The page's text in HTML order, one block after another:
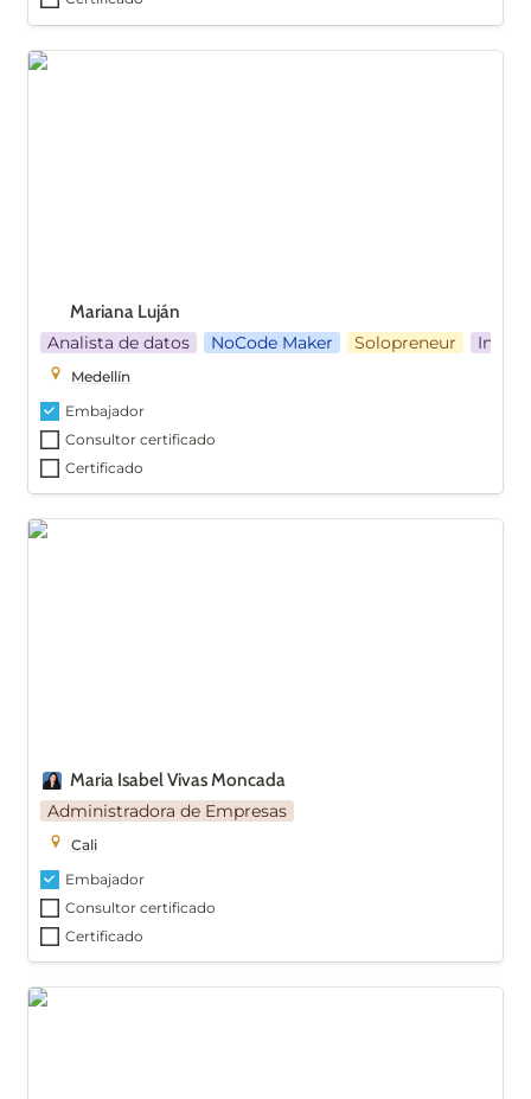
Mariana Luján
Mariana Luján
Analista de datos NoCode Maker Solopreneur
Medellín
Embajador
Consultor certificado
Certificado
Maria Isabel Vivas Moncada
Maria Isabel Vivas Moncada
Administradora de Empresas
Cali
Embajador
Consultor certificado
Certificado
Mateo Bermúdez